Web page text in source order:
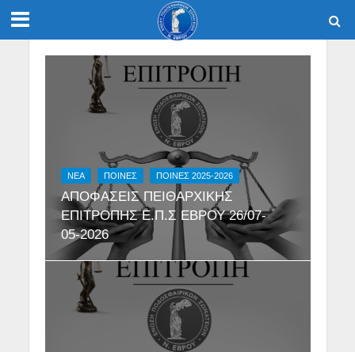
NEA ΠΟΙΝΕΣ ΠΟΙΝΕΣ 2025-2026
ΑΠΟΦΑΣΕΙΣ ΠΕΙΘΑΡΧΙΚΗΣ
ΕΠΙΤΡΟΠΗΣ Ε.Π.Σ ΕΒΡΟΥ 26/07-
05-2026